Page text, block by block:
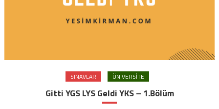
SINAVLAR ÜNIVERSITE
Gitti YGS LYS Geldi YKS – 1.Bölüm